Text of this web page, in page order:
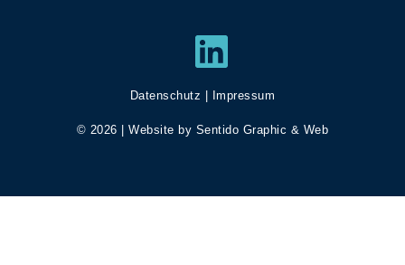
LinkedIn
Datenschutz Impressum
© 2026 | Website by Sentido Graphic & Web